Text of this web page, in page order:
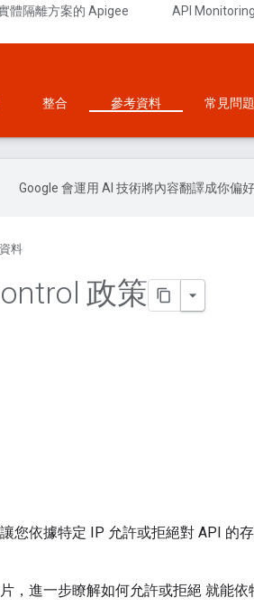
體隔離方案的 Apigee API Monitoring
整合 參考資料 常見問題
Google 會運用 AI 技術將內容翻譯成你偏
料
政策
您依據特定 IP 允許或拒絕對 API 的
，進一步瞭解如何允許或拒絕 就能